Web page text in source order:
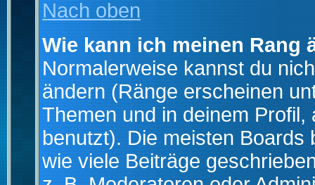
Nach oben
Wie kann ich meinen Rang
Normalerweise kannst du
ändern (Ränge erscheinen
Themen und in deinem
benutzt). Die meisten
wie viele Beiträge